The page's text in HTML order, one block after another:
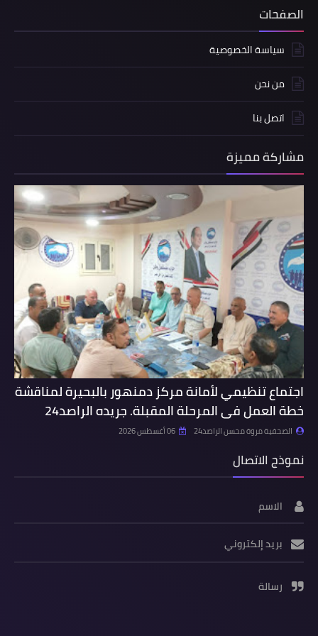
الصفحات
سياسة الخصوصية
من نحن
اتصل بنا
مشاركة مميزة
اجتماع تنظيمي لأمانة مركز دمنهور بالبحيرة لمناقشة
خطة العمل فى المرحلة المقبلة. جريده الراصد24
الصحفية مروة محسن الراصد24 06 أغسطس 2026
نموذج الاتصال
الاسم
بريد إلكتروني
رسالة